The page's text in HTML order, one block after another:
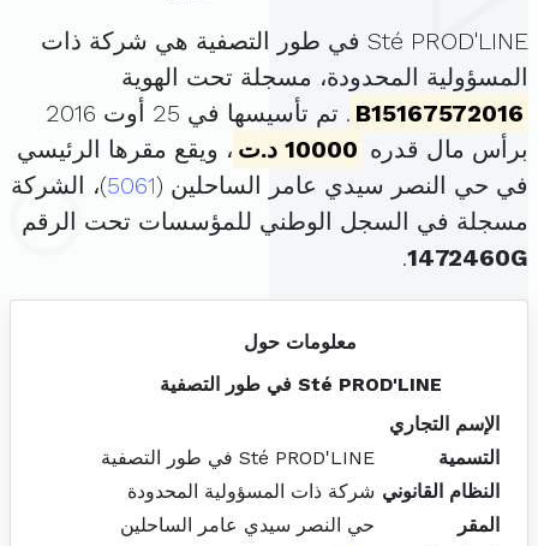
Sté PROD'LINE في طور التصفية هي شركة ذات
المسؤولية المحدودة، مسجلة تحت الهوية
B15167572016
. تم تأسيسها في 25 أوت 2016
برأس مال قدره 10000 د.ت
، ويقع مقرها الرئيسي
في حي النصر سيدي عامر الساحلين (5061)، الشركة
مسجلة في السجل الوطني للمؤسسات تحت الرقم
1472460G
.
معلومات حول
Sté PROD'LINE في طور التصفية
الإسم التجاري
التسمية
Sté PROD'LINE في طور التصفية
النظام القانوني شركة ذات المسؤولية المحدودة
المقر
حي النصر سيدي عامر الساحلين